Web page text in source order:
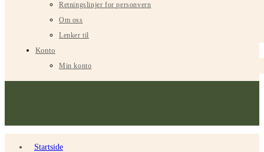
Retningslinjer for personvern
Om oss
Lenker til
Konto
Min konto
Startside